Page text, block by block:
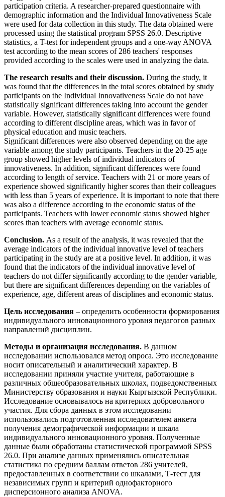
participation criteria. A researcher-prepared questionnaire with
demographic information and the Individual Innovativeness Scale
were used for data collection in this study. The data obtained were
processed using the statistical program SPSS 26.0. Descriptive
statistics, a T-test for independent groups and a one-way ANOVA
test according to the mean scores of 286 teachers' responses
provided according to the scales were used in analyzing the data.
The research results and their discussion. During the study, it
was found that the differences in the total scores obtained by study
participants on the Individual Innovativeness Scale do not have
statistically significant differences taking into account the gender
variable. However, statistically significant differences were found
according to different discipline areas, which was in favor of
physical education and music teachers.
Significant differences were also observed depending on the age
variable among the study participants. Teachers in the 20-25 age
group showed higher levels of individual indicators of
innovativeness. In addition, significant differences were found
according to length of service. Teachers with 21 or more years of
experience showed significantly higher scores than their colleagues
with less than 5 years of experience. It is important to note that there
was also a difference according to the economic status of the
participants. Teachers with lower economic status showed higher
scores than teachers with average economic status.
Conclusion. As a result of the analysis, it was revealed that the
average indicators of the individual innovative level of teachers
participating in the study are at a positive level. In addition, it was
found that the indicators of the individual innovative level of
teachers do not differ significantly according to the gender variable,
but there are significant differences depending on the variables of
experience, age, different areas of disciplines and economic status.
Цель исследования – определить особенности формирования
индивидуального инновационного уровня педагогов разных
направлений дисциплин.
Методы и организация исследования. В данном
исследовании использовался метод опроса. Это исследование
носит описательный и аналитический характер. В
исследовании приняли участие учителя, работающие в
различных общеобразовательных школах, подведомственных
Министерству образования и науки Кыргызской Республики.
Исследование основывалось на критериях добровольного
участия. Для сбора данных в этом исследовании
использовались подготовленная исследователем анкета
получения демографической информации и шкала
индивидуального инновационного уровня. Полученные
данные были обработаны статистической программой SPSS
26.0. При анализе данных применялись описательная
статистика по средним баллам ответов 286 учителей,
предоставленных в соответствии со шкалами, Т-тест для
независимых групп и критерий однофакторного
дисперсионного анализа ANOVA.